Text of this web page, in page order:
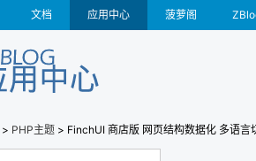
文档 应用中心 菠萝阁
> PHP主题 > FinchUI 商店版 网页结构数据化 多语言